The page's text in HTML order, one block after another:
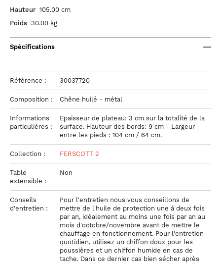
Hauteur 105.00 cm
Poids 30.00 kg
Spécifications
Référence : 30037720
Composition : Chêne huilé - métal
Informations
particulières :
Epaisseur de plateau: 3 cm sur la totalité de la
surface. Hauteur des bords: 9 cm - Largeur
entre les pieds : 104 cm / 64 cm.
Collection : FERSCOTT 2
Table
extensible :
Non
Conseils
d'entretien :
Pour l'entretien nous vous conseillons de
mettre de l'huile de protection une à deux fois
par an, idéalement au moins une fois par an au
mois d'octobre/novembre avant de mettre le
chauffage en fonctionnement. Pour l'entretien
quotidien, utilisez un chiffon doux pour les
poussières et un chiffon humide en cas de
tache. Dans ce dernier cas bien sécher après